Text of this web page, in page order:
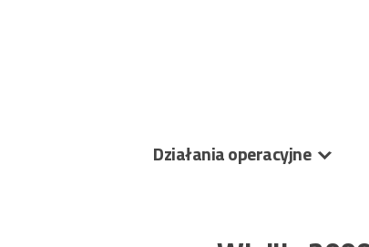
Działania operacyjne